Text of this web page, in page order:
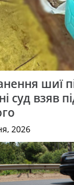
шиї
суд взяв
2026